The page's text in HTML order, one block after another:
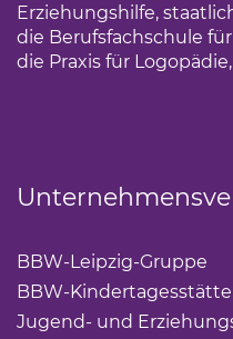
Erziehungshilfe,
die Berufsfachschule
die Praxis für
BBW-Leipzig-Gruppe
BBW-
Jugend- und